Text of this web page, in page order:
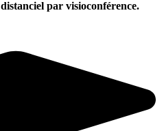
distanciel par visioconférence.